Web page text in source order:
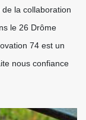
de la collaboration
le 26 Drôme
74 est un
nous confiance